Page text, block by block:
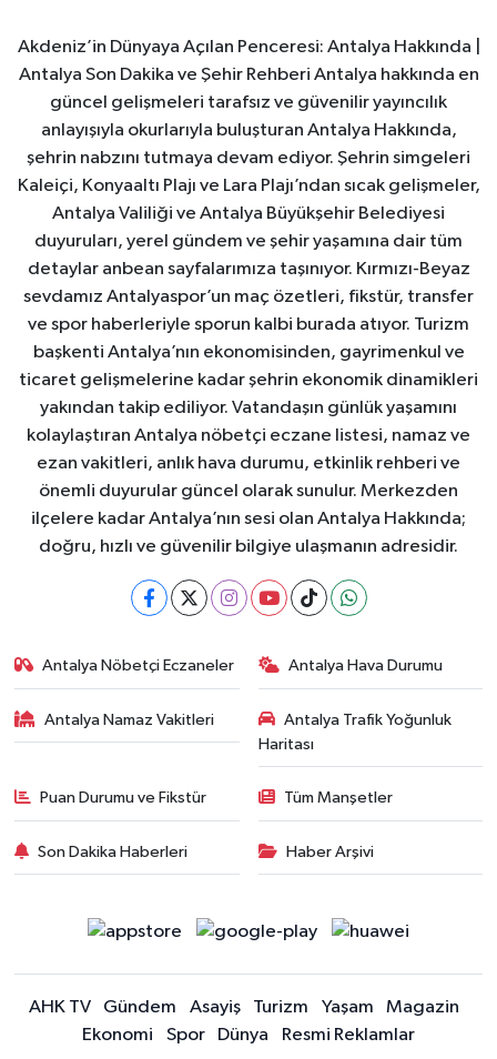
Akdeniz’in Dünyaya Açılan Penceresi: Antalya Hakkında |
Antalya Son Dakika ve Şehir Rehberi Antalya hakkında en
güncel gelişmeleri tarafsız ve güvenilir yayıncılık
anlayışıyla okurlarıyla buluşturan Antalya Hakkında,
şehrin nabzını tutmaya devam ediyor. Şehrin simgeleri
Kaleiçi, Konyaaltı Plajı ve Lara Plajı’ndan sıcak gelişmeler,
Antalya Valiliği ve Antalya Büyükşehir Belediyesi
duyuruları, yerel gündem ve şehir yaşamına dair tüm
detaylar anbean sayfalarımıza taşınıyor. Kırmızı-Beyaz
sevdamız Antalyaspor’un maç özetleri, fikstür, transfer
ve spor haberleriyle sporun kalbi burada atıyor. Turizm
başkenti Antalya’nın ekonomisinden, gayrimenkul ve
ticaret gelişmelerine kadar şehrin ekonomik dinamikleri
yakından takip ediliyor. Vatandaşın günlük yaşamını
kolaylaştıran Antalya nöbetçi eczane listesi, namaz ve
ezan vakitleri, anlık hava durumu, etkinlik rehberi ve
önemli duyurular güncel olarak sunulur. Merkezden
ilçelere kadar Antalya’nın sesi olan Antalya Hakkında;
doğru, hızlı ve güvenilir bilgiye ulaşmanın adresidir.
Antalya Nöbetçi Eczaneler Antalya Hava Durumu
Antalya Namaz Vakitleri
Antalya Trafik Yoğunluk
Haritası
Puan Durumu ve Fikstür Tüm Manşetler
Son Dakika Haberleri Haber Arşivi
AHK TV Gündem Asayiş Turizm Yaşam
Magazin
Ekonomi
Spor Dünya Resmi Reklamlar